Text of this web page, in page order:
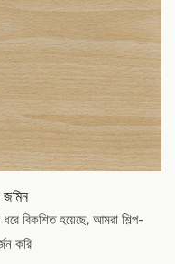
জমিন
বিকশিত হয়েছে, আমরা শিল্প-
করি